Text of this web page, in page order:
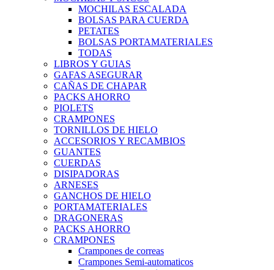
MOCHILAS ESCALADA
BOLSAS PARA CUERDA
PETATES
BOLSAS PORTAMATERIALES
TODAS
LIBROS Y GUIAS
GAFAS ASEGURAR
CAÑAS DE CHAPAR
PACKS AHORRO
PIOLETS
CRAMPONES
TORNILLOS DE HIELO
ACCESORIOS Y RECAMBIOS
GUANTES
CUERDAS
DISIPADORAS
ARNESES
GANCHOS DE HIELO
PORTAMATERIALES
DRAGONERAS
PACKS AHORRO
CRAMPONES
Crampones de correas
Crampones Semi-automaticos